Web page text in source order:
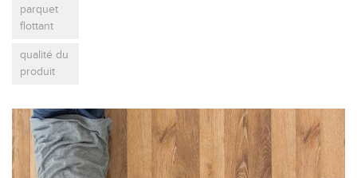
parquet
flottant
qualité du
produit